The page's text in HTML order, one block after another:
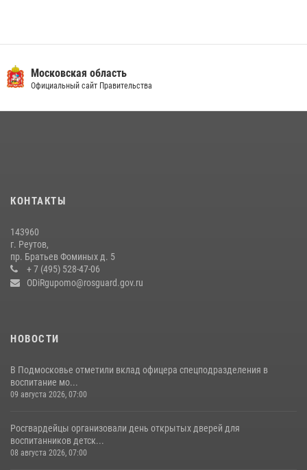
беспилотников в ДНР
22 июля 2026, 14:27
препятствий со стрельбой
Росгвардейцы открыли свои двери для школьников в Подмосковье
18 июля 2026, 07:03
Московская область
Официальный сайт Правительства
КОНТАКТЫ
143960
г. Реутов,
пр. Братьев Фоминых д. 5
+ 7 (495) 528-47-06
ODiRgupomo@rosguard.gov.ru
НОВОСТИ
В Подмосковье отметили вклад офицера спецподразделения в
воспитание мо...
09 августа 2026, 07:00
Росгвардейцы организовали день открытых дверей для
воспитанников детск...
08 августа 2026, 07:00